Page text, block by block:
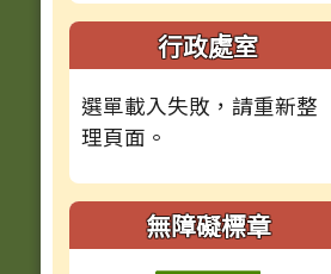
行政處室
選單載入失敗，請重新整
理頁面。
無障礙標章